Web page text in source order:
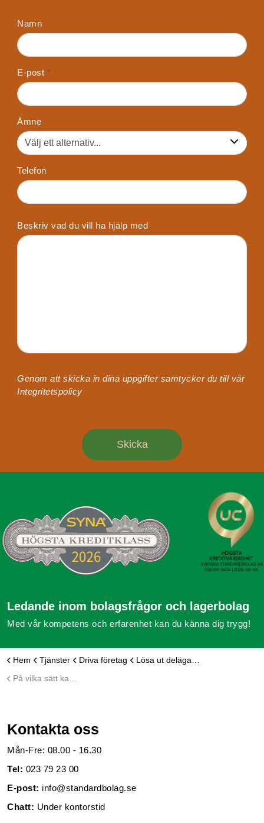
Namn
E-post *
Ämne
Telefon
Beskriv vad du vill ha hjälp med
Genom att skicka in dina uppgifter samtycker du till vår
Integritetspolicy
Ledande inom bolagsfrågor och lagerbolag
Med vår kompetens och erfarenhet kan du känna dig trygg!
Hem Tjänster Driva företag
Lösa ut delägare i aktiebolag
På vilka sätt kan jag köpa ut en delägare?
Kontakta oss
Mån-Fre: 08.00 - 16.30
Tel: 023 79 23 00
E-post: info@standardbolag.se
Chatt: Under kontorstid